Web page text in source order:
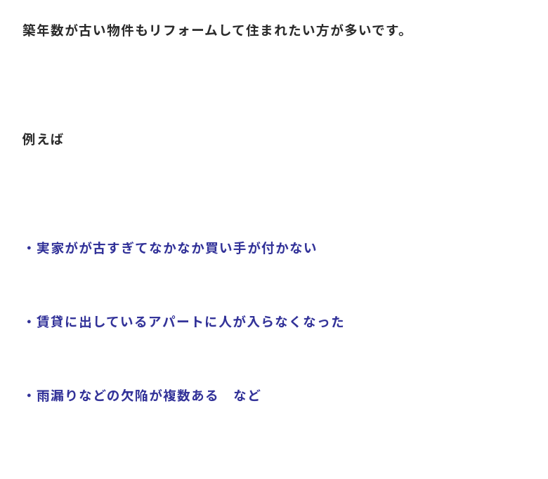
築年数が古い物件もリフォームして住まれたい方が多いです。
例えば
・実家がが古すぎてなかなか買い手が付かない
・賃貸に出しているアパートに人が入らなくなった
・雨漏りなどの欠陥が複数ある など